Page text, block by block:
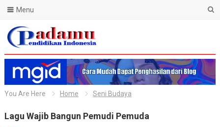
Blog Padamu
Menu
You Are Here Home Seni Budaya
Lagu Wajib Bangun Pemudi Pemuda